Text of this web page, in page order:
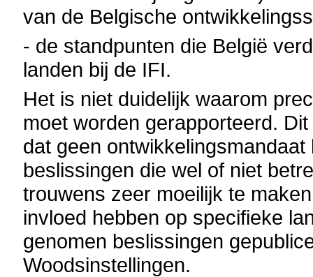
van de Belgische
- de standpunten die België
landen bij de IFI.
Het is niet duidelijk waarom
moet worden gerapporteerd.
dat geen
beslissingen die wel of niet
trouwens zeer moeilijk te
invloed hebben op specifieke
genomen beslissingen
Woodsinstellingen.